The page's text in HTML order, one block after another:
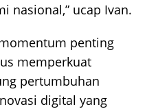
nasional,” ucap Ivan.
penting
memperkuat
pertumbuhan
digital yang